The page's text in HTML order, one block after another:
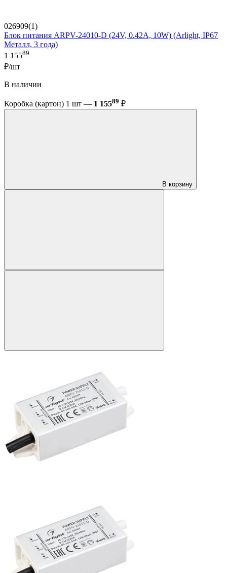
026909(1)
Блок питания ARPV-24010-D (24V, 0.42A, 10W) (Arlight, IP67
Металл, 3 года)
1 15589
₽/шт
В наличии
Коробка (картон) 1 шт — 1 15589 ₽
В корзину